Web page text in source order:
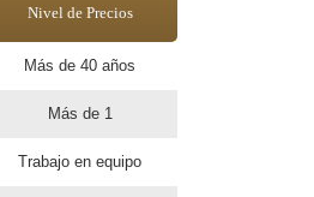
Nivel de Precios
Más de 40 años
Más de 1
Trabajo en equipo